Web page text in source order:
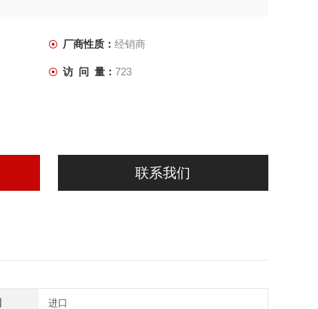
厂商性质： 经销商
访 问 量： 723
联系我们
进口